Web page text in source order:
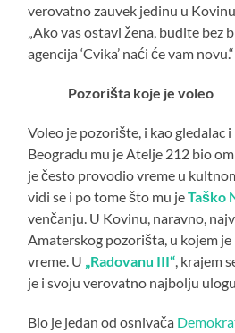
verovatno zauvek jedinu u
„Ako vas ostavi žena, budite
agencija ‘Cvika’ naći će vam novu.“
Pozorišta koje je voleo
Voleo je pozorište, i kao gledalac i
Beogradu mu je Atelje 212 bio
je često provodio vreme u
vidi se i po tome što mu jeTaško
venčanju. U Kovinu, naravno,
Amaterskog pozorišta, u kojem
vreme. U „Radovanu III“ , krajem
je i svoju verovatno najbolju
Bio je jedan od osnivača